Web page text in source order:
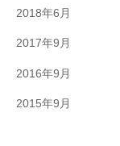
2018年6月
2017年9月
2016年9月
2015年9月